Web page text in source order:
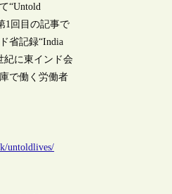
“Untold
1回目の記事で
省記録“India
紀に東インド会
で働く労働者
untoldlives/